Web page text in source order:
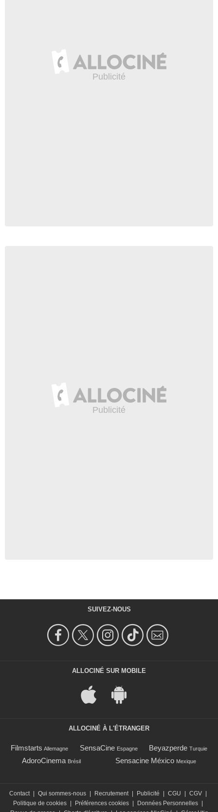
SUIVEZ-NOUS
ALLOCINÉ SUR MOBILE
ALLOCINÉ À L'ÉTRANGER
Filmstarts Allemagne SensaCine Espagne Beyazperde Turquie
AdoroCinema Brésil Sensacine México Mexique
Contact Qui sommes-nous Recrutement Publicité CGU CGV
Politique de cookies
Préférences cookies Données Personnelles